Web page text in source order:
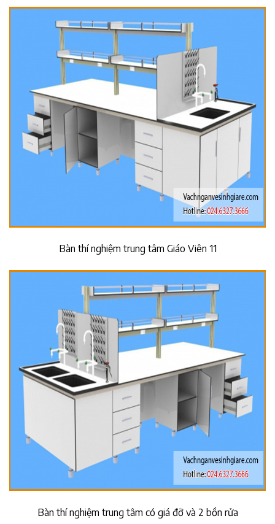
Bàn thí nghiệm trung tâm Giáo Viên 11
Bàn thí nghiệm trung tâm có giá đỡ và 2 bồn rửa